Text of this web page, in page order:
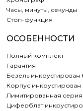
Часы, минуты, секунды
Cтоп-функция
ОСОБЕННОСТИ
Полный комплект
Гарантия
Безель
Корпус
Лимитированная серия
Циферблат